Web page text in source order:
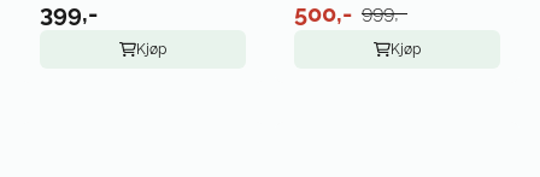
399,-
Kjøp
500,- 999,-
Kjøp